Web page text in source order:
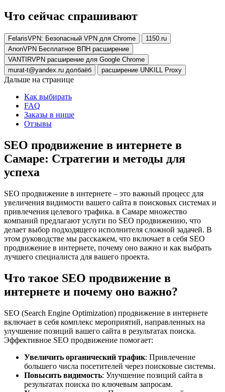
Что сейчас спрашивают
FelarisVPN: Безопасный VPN для Chrome
1150.ru
AnonVPN Бесплатное ВПН расширение
VANTIRVPN расширение для Google Chrome
murat-t@yandex.ru долбаёб
расширение UNKILL Proxy
Дальше на странице
Как выбирать
FAQ
Заказы в нише
Отзывы
SEO продвижение в интернете в
Самаре: Стратегии и методы для
успеха
SEO продвижение в интернете – это важный процесс для
увеличения видимости вашего сайта в поисковых системах и
привлечения целевого трафика. в Самаре множество
компаний предлагают услуги по SEO продвижению, что
делает выбор подходящего исполнителя сложной задачей. В
этом руководстве мы расскажем, что включает в себя SEO
продвижение в интернете, почему оно важно и как выбрать
лучшего специалиста для вашего проекта.
Что такое SEO продвижение в
интернете и почему оно важно?
SEO (Search Engine Optimization) продвижение в интернете
включает в себя комплекс мероприятий, направленных на
улучшение позиций вашего сайта в результатах поиска.
Эффективное SEO продвижение помогает:
Увеличить органический трафик: Привлечение
большего числа посетителей через поисковые системы.
Повысить видимость: Улучшение позиций сайта в
результатах поиска по ключевым запросам.